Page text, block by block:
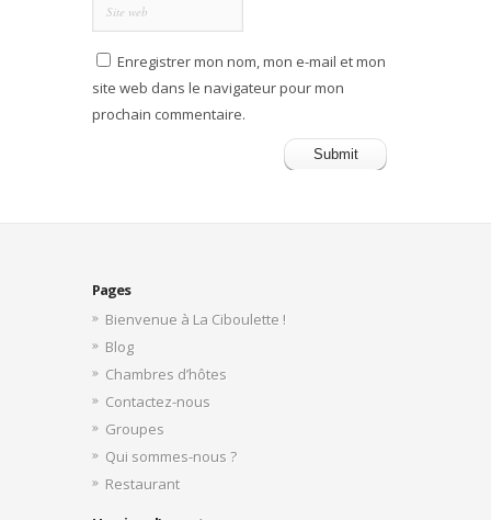
Enregistrer mon nom, mon e-mail et mon
site web dans le navigateur pour mon
prochain commentaire.
Pages
Bienvenue à La Ciboulette !
Blog
Chambres d’hôtes
Contactez-nous
Groupes
Qui sommes-nous ?
Restaurant